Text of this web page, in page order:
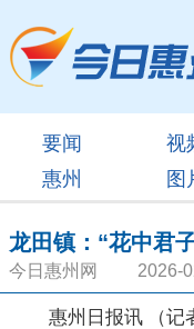
要闻 视
惠州
图
龙田镇：“花中君
今日惠州网 2026-
惠州日报讯 （记